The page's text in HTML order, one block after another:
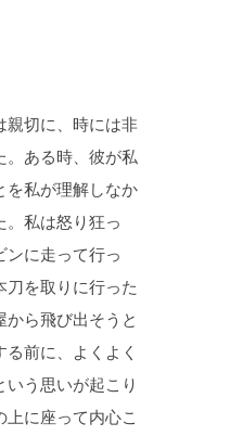
親切に、時には非
。ある時、彼が私
を私が理解しなか
。私は怒り狂っ
ンに走って行っ
刀を取りに行った
ら飛び出そうと
る前に、よくよく
う思いが起こり
上に座って内心こ